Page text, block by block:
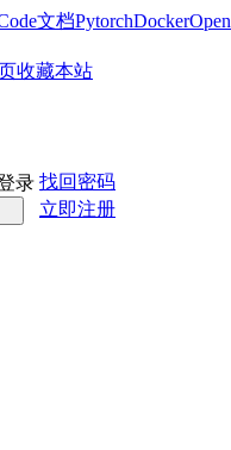
文档PytorchDocker
收藏本站
录 找回密码
立即注册